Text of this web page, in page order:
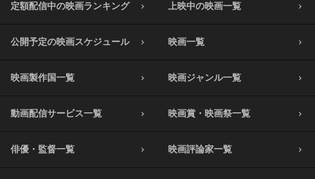
その上でナワルが出した一つの決断、許すという
争いからは憎しみが産れ、負の連鎖を巻き起こす。
していかなければならない。
この物語はそこまでを描く事によって、ただエグい
もっと大きな問いかけを我々に提示してくれてい
ン。
後の後ろ回し蹴りは
は全てカメラに向かって
逆向きから撮られている。ダメとは言い切れない
オープニングのサモ・ハン・キンポーとの対戦や
そして妹が知らない男といたことが分かり、連れて
状況を問い質すシーンで、
わず笑ってしまいました。
かユーモラスなんですよね。
じゃないか、と
定額配信中の映画ランキング 上映中の映画一覧
公開予定の映画スケジュール 映画一覧
映画製作国一覧 映画ジャンル一覧
動画配信サービス一覧 映画賞・映画祭一覧
俳優・監督一覧 映画評論家一覧